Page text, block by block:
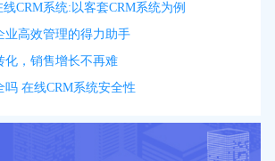
CRM系统:以客套CRM系统为例
业高效管理的得力助手
化，销售增长不再难
吗 在线CRM系统安全性